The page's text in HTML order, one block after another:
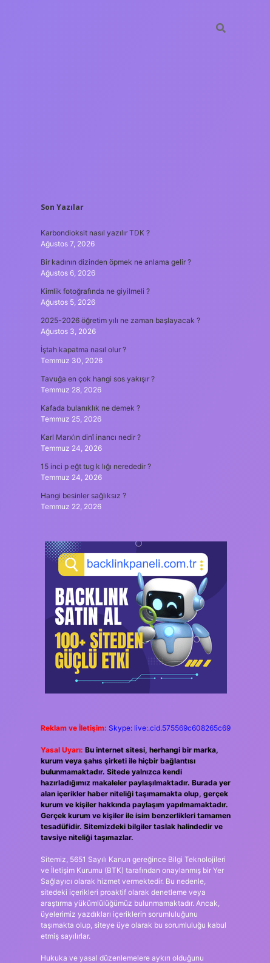
SIDEBAR
Son Yazılar
Karbondioksit nasıl yazılır TDK ?
Ağustos 7, 2026
Bir kadının dizinden öpmek ne anlama gelir ?
Ağustos 6, 2026
Kimlik fotoğrafında ne giyilmeli ?
Ağustos 5, 2026
2025-2026 öğretim yılı ne zaman başlayacak ?
Ağustos 3, 2026
İştah kapatma nasıl olur ?
Temmuz 30, 2026
Tavuğa en çok hangi sos yakışır ?
Temmuz 28, 2026
Kafada bulanıklık ne demek ?
Temmuz 25, 2026
Karl Marx’ın dinî inancı nedir ?
Temmuz 24, 2026
15 inci p eğt tug k lığı nerededir ?
Temmuz 24, 2026
Hangi besinler sağlıksız ?
Temmuz 22, 2026
Reklam ve İletişim: Skype: live:.cid.575569c608265c69
Yasal Uyarı: Bu internet sitesi, herhangi bir marka,
kurum veya şahıs şirketi ile hiçbir bağlantısı
bulunmamaktadır. Sitede yalnızca kendi
hazırladığımız makaleler paylaşılmaktadır. Burada yer
alan içerikler haber niteliği taşımamakta olup, gerçek
kurum ve kişiler hakkında paylaşım yapılmamaktadır.
Gerçek kurum ve kişiler ile isim benzerlikleri tamamen
tesadüfidir. Sitemizdeki bilgiler taslak halindedir ve
tavsiye niteliği taşımazlar.
Sitemiz, 5651 Sayılı Kanun gereğince Bilgi Teknolojileri
ve İletişim Kurumu (BTK) tarafından onaylanmış bir Yer
Sağlayıcı olarak hizmet vermektedir. Bu nedenle,
sitedeki içerikleri proaktif olarak denetleme veya
araştırma yükümlülüğümüz bulunmamaktadır. Ancak,
üyelerimiz yazdıkları içeriklerin sorumluluğunu
taşımakta olup, siteye üye olarak bu sorumluluğu kabul
etmiş sayılırlar.
Hukuka ve yasal düzenlemelere aykırı olduğunu